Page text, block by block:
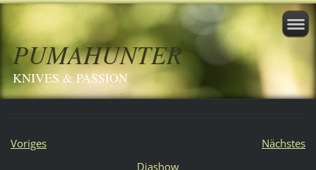
PUMAHUNTER
KNIVES & PASSION
Voriges
Nächstes
Diashow